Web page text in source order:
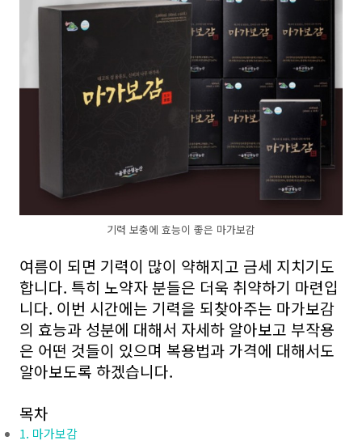
기력 보충에 효능이 좋은 마가보감
여름이 되면 기력이 많이 약해지고 금세 지치기도
합니다. 특히 노약자 분들은 더욱 취약하기 마련입
니다. 이번 시간에는 기력을 되찾아주는 마가보감
의 효능과 성분에 대해서 자세하 알아보고 부작용
은 어떤 것들이 있으며 복용법과 가격에 대해서도
알아보도록 하겠습니다.
목차
1. 마가보감